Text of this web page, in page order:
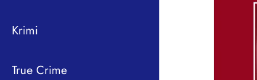
Krimi
True Crime